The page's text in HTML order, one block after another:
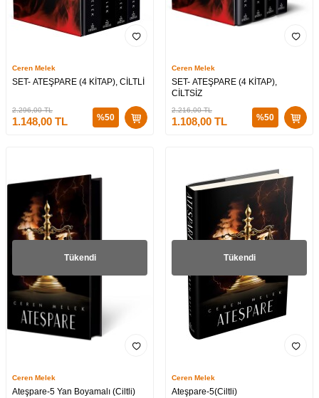
Ceren Melek
SET- ATEŞPARE (4 KİTAP), CİLTLİ
2.296,00TL
1.148,00 TL %50
Ceren Melek
SET- ATEŞPARE (4 KİTAP),
CİLTSİZ
2.216,00TL
1.108,00 TL %50
Tükendi
Ceren Melek
Ateşpare-5 Yan Boyamalı (Ciltli)
Tükendi
Ceren Melek
Ateşpare-5(Ciltli)